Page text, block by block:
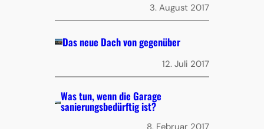
3. August 2017
Das neue Dach von gegenüber
12. Juli 2017
Was tun, wenn die Garage
sanierungsbedürftig ist?
8. Februar 2017